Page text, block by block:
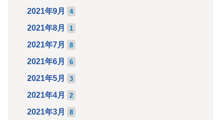
2021年9月 4
2021年8月 1
2021年7月 8
2021年6月 6
2021年5月 3
2021年4月 2
2021年3月 8